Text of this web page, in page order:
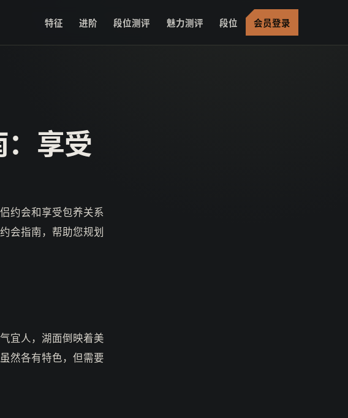
特征 进阶 段位测评 魅力测评 段位 会员登录
享受
约会和享受包养关系
会指南，帮助您规划
宜人，湖面倒映着美
虽然各有特色，但需要